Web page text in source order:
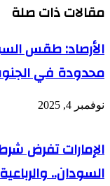
مقالات ذات صلة
الأرصاد: طقس
محدودة في
نوفمبر 4, 2025
الإمارات تفرض
السودان..